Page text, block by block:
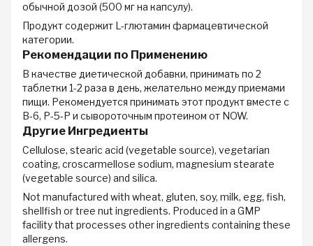
обычной дозой (500 мг на капсулу).
Продукт содержит L-глютамин фармацевтической
категории.
Рекомендации по Применению
В качестве диетической добавки, принимать по 2
таблетки 1-2 раза в день, желательно между приемами
пищи. Рекомендуется принимать этот продукт вместе с
B-6, P-5-P и сывороточным протеином от NOW.
Другие Ингредиенты
Cellulose, stearic acid (vegetable source), vegetarian
coating, croscarmellose sodium, magnesium stearate
(vegetable source) and silica.
Not manufactured with wheat, gluten, soy, milk, egg, fish,
shellfish or tree nut ingredients. Produced in a GMP
facility that processes other ingredients containing these
allergens.